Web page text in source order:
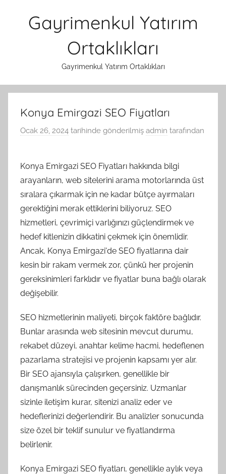
Gayrimenkul Yatırım
Ortaklıkları
Gayrimenkul Yatırım Ortaklıkları
Konya Emirgazi SEO Fiyatları
Ocak 26, 2024 tarihinde gönderilmiş admin tarafından
Konya Emirgazi SEO Fiyatları hakkında bilgi
arayanların, web sitelerini arama motorlarında üst
sıralara çıkarmak için ne kadar bütçe ayırmaları
gerektiğini merak ettiklerini biliyoruz. SEO
hizmetleri, çevrimiçi varlığınızı güçlendirmek ve
hedef kitlenizin dikkatini çekmek için önemlidir.
Ancak, Konya Emirgazi'de SEO fiyatlarına dair
kesin bir rakam vermek zor, çünkü her projenin
gereksinimleri farklıdır ve fiyatlar buna bağlı olarak
değişebilir.
SEO hizmetlerinin maliyeti, birçok faktöre bağlıdır.
Bunlar arasında web sitesinin mevcut durumu,
rekabet düzeyi, anahtar kelime hacmi, hedeflenen
pazarlama stratejisi ve projenin kapsamı yer alır.
Bir SEO ajansıyla çalışırken, genellikle bir
danışmanlık sürecinden geçersiniz. Uzmanlar
sizinle iletişim kurar, sitenizi analiz eder ve
hedeflerinizi değerlendirir. Bu analizler sonucunda
size özel bir teklif sunulur ve fiyatlandırma
belirlenir.
Konya Emirgazi SEO fiyatları, genellikle aylık veya